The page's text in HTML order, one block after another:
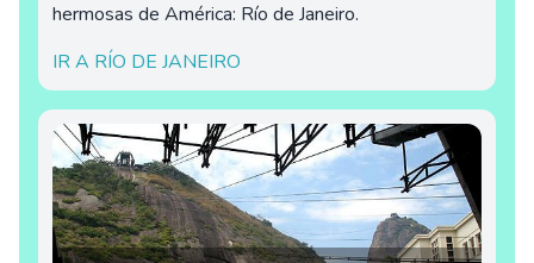
hermosas de América: Río de Janeiro.
IR A RÍO DE JANEIRO